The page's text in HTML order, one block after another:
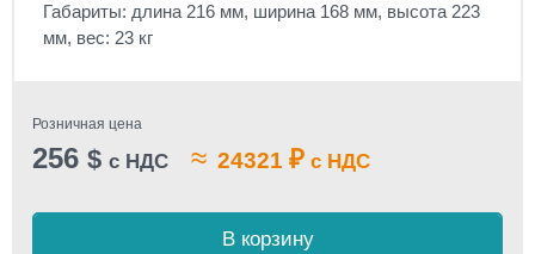
Габариты: длина 216 мм, ширина 168 мм, высота 223
мм, вес: 23 кг
Розничная цена
256 $ с НДС ≈ 24321 ₽ с НДС
В корзину